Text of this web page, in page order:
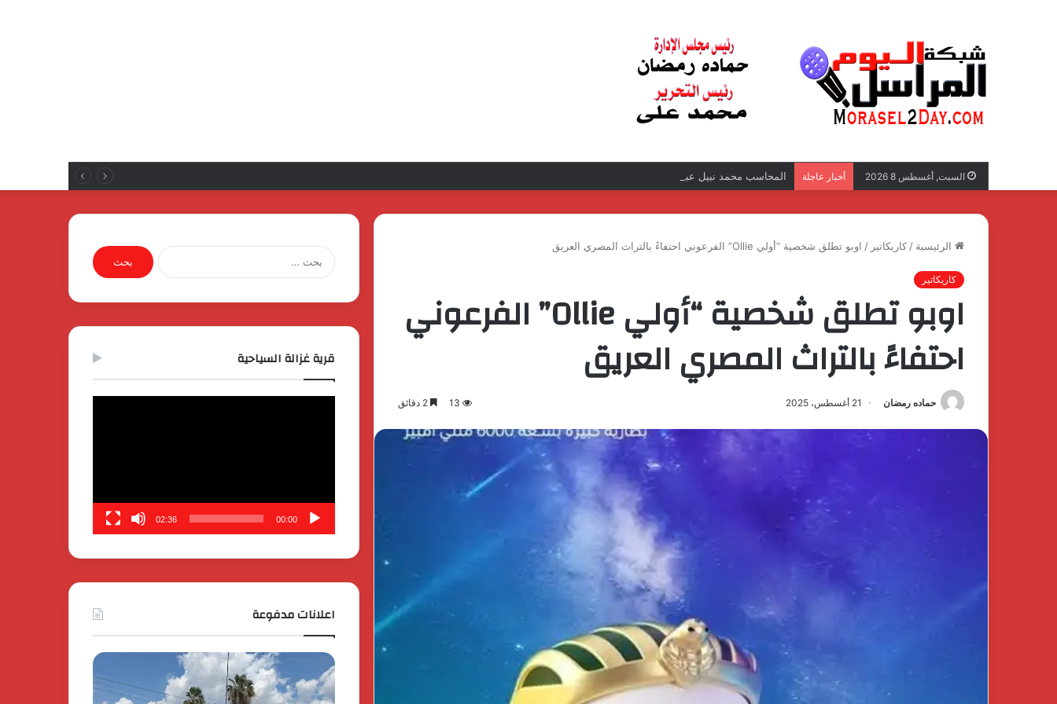
السبت, أغسطس 8 2026 أخبار عاجلة المحاسب محمد نبيل عبد الغفار فولي.. قيادة إدارية ناجحة على رأس فرع إيرادات طامية
الرئيسية / كاريكاتير / اوبو تطلق شخصية “أولي Ollie” الفرعوني احتفاءً بالتراث المصري العريق
كاريكاتير
اوبو تطلق شخصية “أولي Ollie” الفرعوني
احتفاءً بالتراث المصري العريق
حماده رمضان 21 أغسطس، 2025 13
البحث
عن:
قرية غزالة السياحية
00:00
02:36
اعلانات مدفوعة
The
First
Group
بدعم
الدولة
المصرية
كايي
موتورز
للسيارات
تفاصيل
إطلاق
قمة